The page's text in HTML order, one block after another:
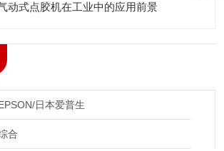
动式点胶机在工业中的应用前景
日本爱普生
合